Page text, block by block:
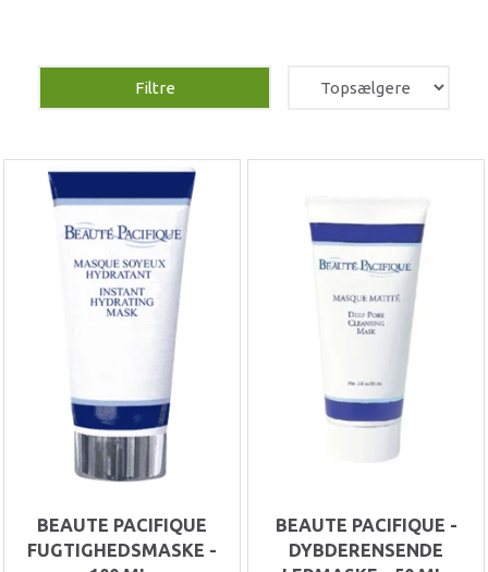
Filtre
BEAUTE PACIFIQUE
FUGTIGHEDSMASKE -
BEAUTE PACIFIQUE -
DYBDERENSENDE